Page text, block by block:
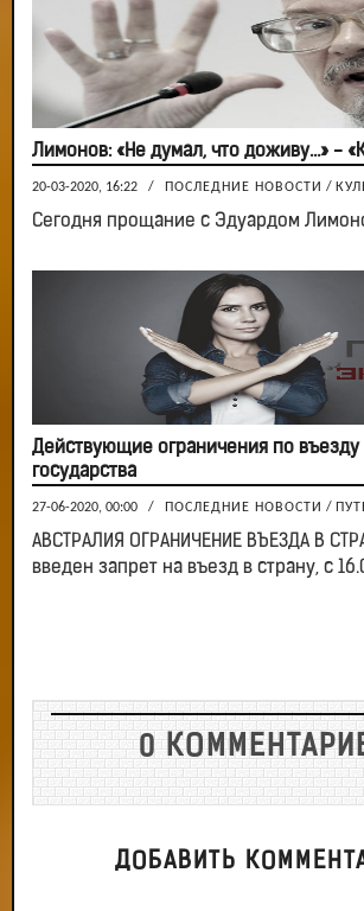
Лимонов: «Не думал, что доживу…» -
20-03-2020, 16:22 / ПОСЛЕДНИЕ НОВОСТИ /
Сегодня прощание с Эдуардом
Действующие ограничения по
государства
27-06-2020, 00:00 / ПОСЛЕДНИЕ НОВОСТИ /
АВСТРАЛИЯ ОГРАНИЧЕНИЕ ВЪЕЗДА В
введен запрет на въезд в страну, с
0
ДОБАВИТЬ